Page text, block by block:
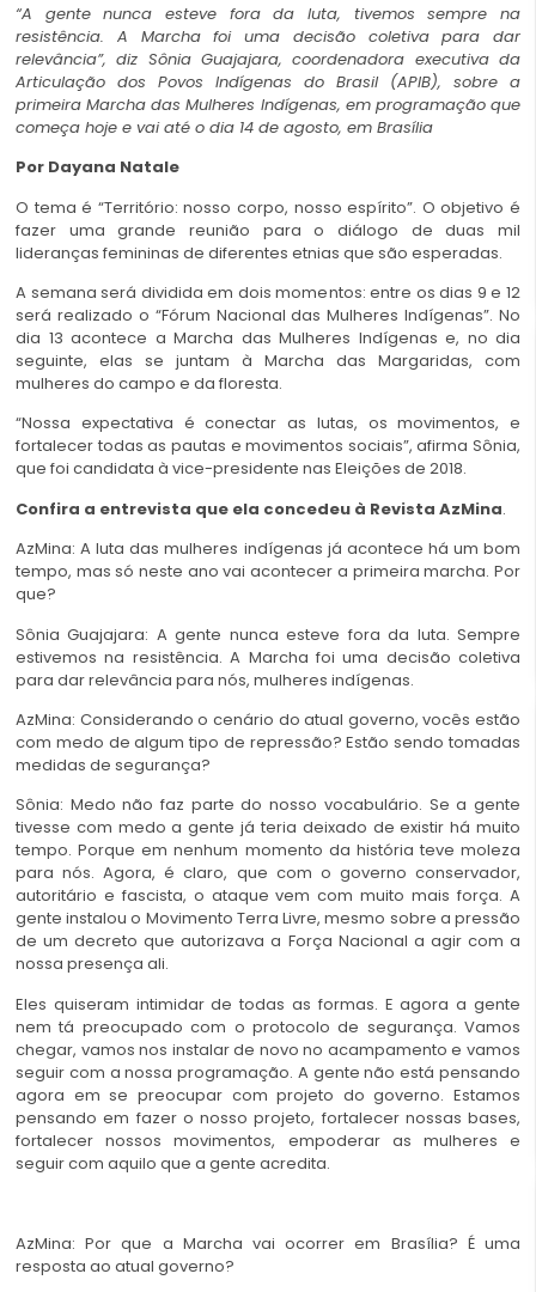
“A gente nunca esteve fora da luta, tivemos sempre na
resistência. A Marcha foi uma decisão coletiva para dar
relevância”, diz Sônia Guajajara, coordenadora executiva da
Articulação dos Povos Indígenas do Brasil (APIB), sobre a
primeira Marcha das Mulheres Indígenas, em programação que
começa hoje e vai até o dia 14 de agosto, em Brasília
Por Dayana Natale
O tema é “Território: nosso corpo, nosso espírito”. O objetivo é
fazer uma grande reunião para o diálogo de duas mil
lideranças femininas de diferentes etnias que são esperadas.
A semana será dividida em dois momentos: entre os dias 9 e 12
será realizado o “Fórum Nacional das Mulheres Indígenas”. No
dia 13 acontece a Marcha das Mulheres Indígenas e, no dia
seguinte, elas se juntam à Marcha das Margaridas, com
mulheres do campo e da floresta.
“Nossa expectativa é conectar as lutas, os movimentos, e
fortalecer todas as pautas e movimentos sociais”, afirma Sônia,
que foi candidata à vice-presidente nas Eleições de 2018.
Confira a entrevista que ela concedeu à Revista AzMina.
AzMina: A luta das mulheres indígenas já acontece há um bom
tempo, mas só neste ano vai acontecer a primeira marcha. Por
que?
Sônia Guajajara: A gente nunca esteve fora da luta. Sempre
estivemos na resistência. A Marcha foi uma decisão coletiva
para dar relevância para nós, mulheres indígenas.
AzMina: Considerando o cenário do atual governo, vocês estão
com medo de algum tipo de repressão? Estão sendo tomadas
medidas de segurança?
Sônia: Medo não faz parte do nosso vocabulário. Se a gente
tivesse com medo a gente já teria deixado de existir há muito
tempo. Porque em nenhum momento da história teve moleza
para nós. Agora, é claro, que com o governo conservador,
autoritário e fascista, o ataque vem com muito mais força. A
gente instalou o Movimento Terra Livre, mesmo sobre a pressão
de um decreto que autorizava a Força Nacional a agir com a
nossa presença ali.
Eles quiseram intimidar de todas as formas. E agora a gente
nem tá preocupado com o protocolo de segurança. Vamos
chegar, vamos nos instalar de novo no acampamento e vamos
seguir com a nossa programação. A gente não está pensando
agora em se preocupar com projeto do governo. Estamos
pensando em fazer o nosso projeto, fortalecer nossas bases,
fortalecer nossos movimentos, empoderar as mulheres e
seguir com aquilo que a gente acredita.
AzMina: Por que a Marcha vai ocorrer em Brasília? É uma
resposta ao atual governo?